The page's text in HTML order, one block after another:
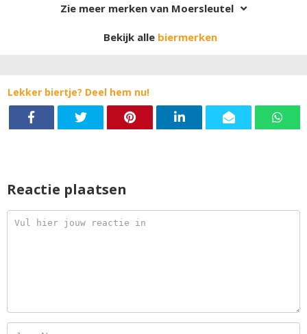
Zie meer merken van Moersleutel
Bekijk alle biermerken
Lekker biertje? Deel hem nu!
Reactie plaatsen